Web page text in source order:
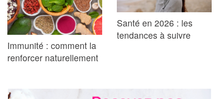
Immunité : comment la
renforcer naturellement
Santé en 2026 : les
tendances à suivre